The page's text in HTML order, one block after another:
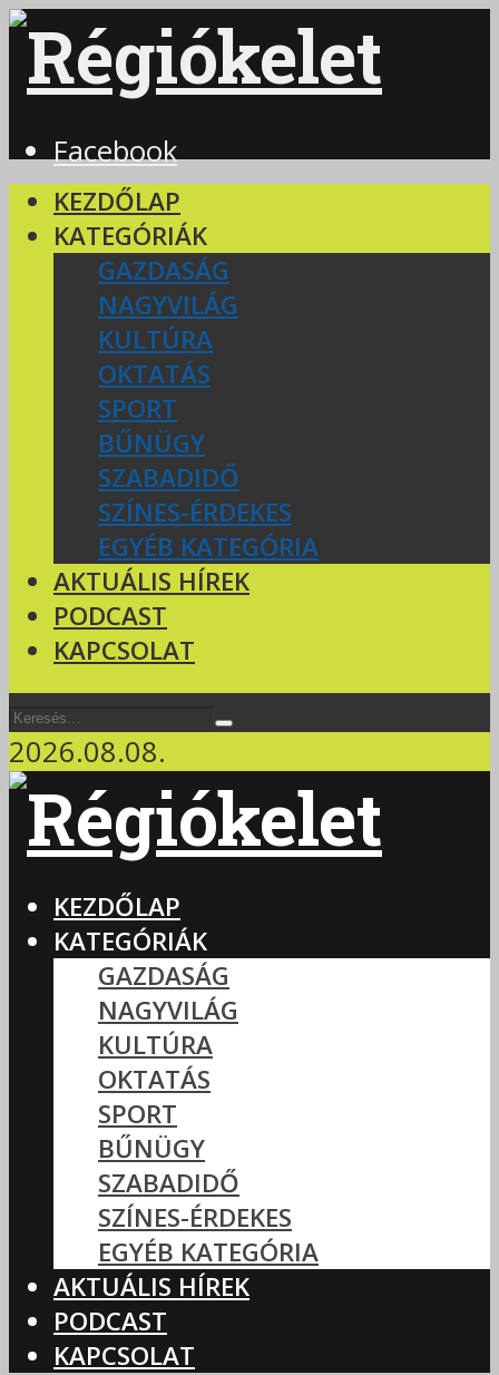
Facebook
KEZDŐLAP
KATEGÓRIÁK
GAZDASÁG
NAGYVILÁG
KULTÚRA
OKTATÁS
SPORT
BŰNÜGY
SZABADIDŐ
SZÍNES-ÉRDEKES
EGYÉB KATEGÓRIA
AKTUÁLIS HÍREK
PODCAST
KAPCSOLAT
2026.08.08.
KEZDŐLAP
KATEGÓRIÁK
GAZDASÁG
NAGYVILÁG
KULTÚRA
OKTATÁS
SPORT
BŰNÜGY
SZABADIDŐ
SZÍNES-ÉRDEKES
EGYÉB KATEGÓRIA
AKTUÁLIS HÍREK
PODCAST
KAPCSOLAT